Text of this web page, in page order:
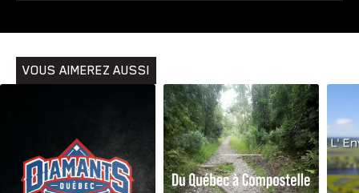
VOUS AIMEREZ AUSSI